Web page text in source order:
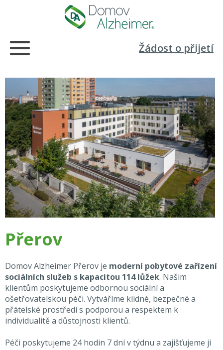
Žádost o přijetí
Přerov
Domov Alzheimer Přerov je moderní pobytové zařízení
sociálních služeb s kapacitou 114 lůžek. Našim
klientům poskytujeme odbornou sociální a
ošetřovatelskou péči. Vytváříme klidné, bezpečné a
přátelské prostředí s podporou a respektem k
individualitě a důstojnosti klientů.
Péči poskytujeme 24 hodin 7 dní v týdnu a zajišťujeme ji